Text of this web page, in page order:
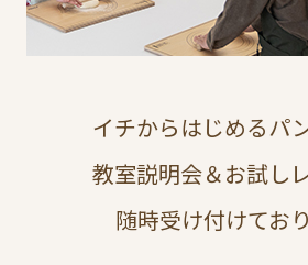
イチからはじめるパ
教室説明会＆お試し
随時受け付けてお